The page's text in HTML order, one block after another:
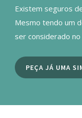
Existem seguros
Mesmo tendo um
ser considerado
PEÇA JÁ UMA